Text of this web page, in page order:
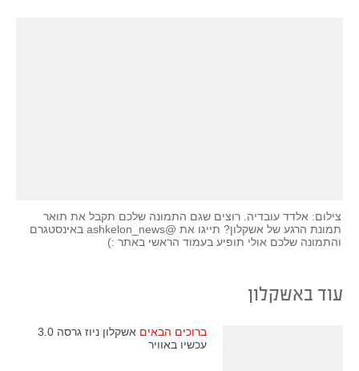
צילום: אלדד עובדיה. רוצים שגם התמונה שלכם תקבל את תואר
תמונת הרגע של אשקלון? תייגו את @ashkelon_news באינסטגרם
והתמונה שלכם אולי תופיע בעמוד הראשי באתר :)
עוד באשקלון
ברוכים הבאים
אשקלון ניוז גרסה 3.0
עכשיו באוויר